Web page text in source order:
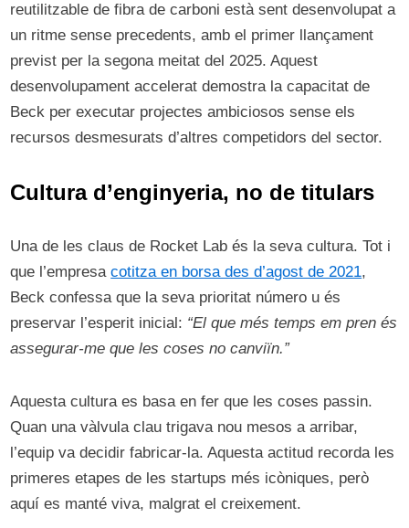
reutilitzable de fibra de carboni està sent desenvolupat a
un ritme sense precedents, amb el primer llançament
previst per la segona meitat del 2025. Aquest
desenvolupament accelerat demostra la capacitat de
Beck per executar projectes ambiciosos sense els
recursos desmesurats d’altres competidors del sector.
Cultura d’enginyeria, no de titulars
Una de les claus de Rocket Lab és la seva cultura. Tot i
que l’empresacotitza en borsa des d’agost de 2021,
Beck confessa que la seva prioritat número u és
preservar l’esperit inicial: “El que més temps em pren és
assegurar-me que les coses no canviïn.”
Aquesta cultura es basa en fer que les coses passin.
Quan una vàlvula clau trigava nou mesos a arribar,
l’equip va decidir fabricar-la. Aquesta actitud recorda les
primeres etapes de les startups més icòniques, però
aquí es manté viva, malgrat el creixement.